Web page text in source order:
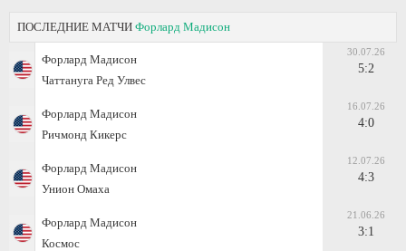
ПОСЛЕДНИЕ МАТЧИ Форлард Мадисон
Форлард Мадисон
Чаттануга Ред Улвес
30.07.26
5:2
Форлард Мадисон
Ричмонд Кикерс
16.07.26
4:0
Форлард Мадисон
Унион Омаха
12.07.26
4:3
Форлард Мадисон
Космос
21.06.26
3:1